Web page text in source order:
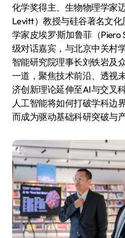
化学奖得主、生物物理学家
Levitt）教授与硅谷著名文
学家皮埃罗·斯加鲁菲（
级对话嘉宾，与北京中关村
智能研究院理事长刘铁岩及
一道，聚焦技术前沿、透视
济创新理论延伸至AI与交叉
人工智能将如何打破学科边
而成为驱动基础科研突破与